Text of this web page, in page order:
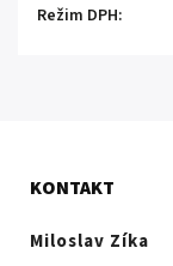
Režim DPH:
KONTAKT
Miloslav Zíka